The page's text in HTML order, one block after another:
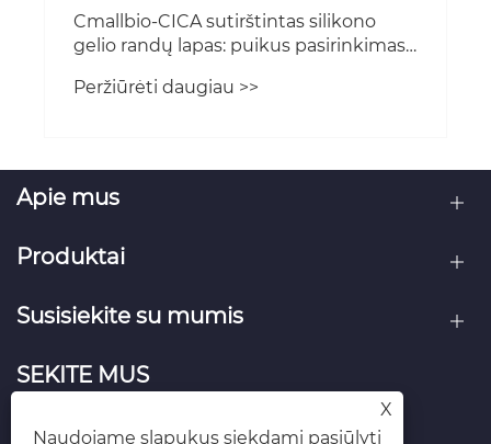
Apie mus
Produktai
Susisiekite su mumis
SEKITE MUS
X
Naudojame slapukus siekdami pasiūlyti